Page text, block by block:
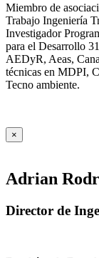
Miembro de
Trabajo Ingeniería
Investigador
para el Desarrollo
AEDyR, Aeas,
técnicas en MDPI,
Tecno ambiente.
×
Adrian
Director de